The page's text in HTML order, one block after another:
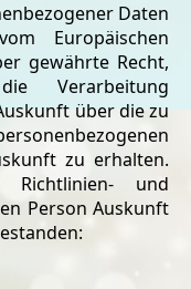
Daten
Europäischen
gewährte Recht,
Verarbeitung
über die zu
zu erhalten.
Richtlinien- und
Person Auskunft